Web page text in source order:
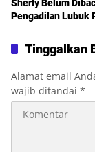
Sherly Belum
Pengadilan Lubuk
Akhir Juli
Tinggalkan
Alamat email
wajib ditandai *